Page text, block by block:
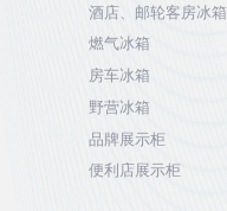
酒店、邮轮客房冰箱
燃气冰箱
房车冰箱
野营冰箱
品牌展示柜
便利店展示柜